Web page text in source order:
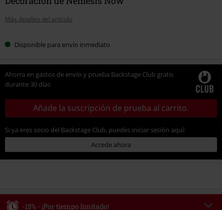
Más detalles del artículo
Disponible para envío inmediato
Ahorra en gastos de envío y prueba Backstage Club gratis
durante 30 días
Añade la suscripción de prueba al carrito.
Si ya eres socio del Backstage Club, puedes iniciar sesión aquí:
Accede ahora
-15% - ¡Por tiempo limitado!